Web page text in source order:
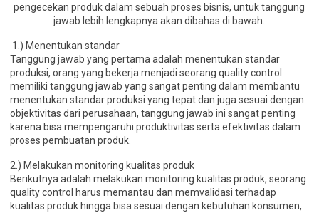
pengecekan produk dalam sebuah proses bisnis, untuk tanggung
jawab lebih lengkapnya akan dibahas di bawah.
1.) Menentukan standar
Tanggung jawab yang pertama adalah menentukan standar
produksi, orang yang bekerja menjadi seorang quality control
memiliki tanggung jawab yang sangat penting dalam membantu
menentukan standar produksi yang tepat dan juga sesuai dengan
objektivitas dari perusahaan, tanggung jawab ini sangat penting
karena bisa mempengaruhi produktivitas serta efektivitas dalam
proses pembuatan produk.
2.) Melakukan monitoring kualitas produk
Berikutnya adalah melakukan monitoring kualitas produk, seorang
quality control harus memantau dan memvalidasi terhadap
kualitas produk hingga bisa sesuai dengan kebutuhan konsumen,